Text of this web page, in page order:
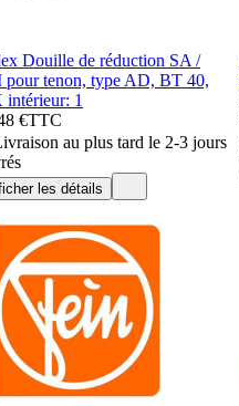
Douille de réduction SA /
pour tenon, type AD, BT 40,
1
€TTC
au plus tard le 2-3 jours
les détails